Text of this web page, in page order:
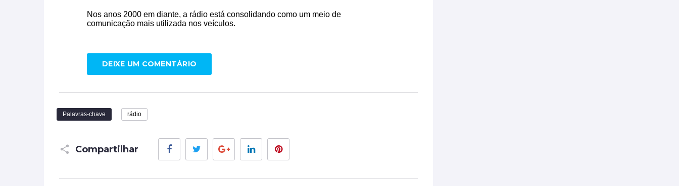
Nos anos 2000 em diante, a rádio está consolidando como um meio de
comunicação mais utilizada nos veículos.
DEIXE UM COMENTÁRIO
Palavras-chave rádio
Compartilhar
FacebookTwitter Google+ LinkedIn